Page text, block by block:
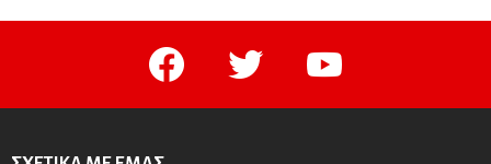
facebook twitter youtube